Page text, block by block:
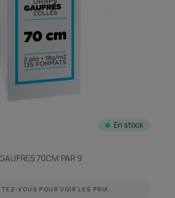
En stock
70CM PAR 9
VOUS POUR VOIR LES PRIX